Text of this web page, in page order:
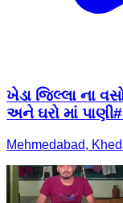
ખેડા જિલ્લા ના
અને ઘરો માં
Mehmedabad,